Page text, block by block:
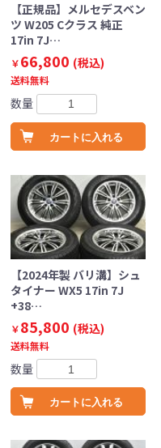
【正規品】メルセデスベン
ツ W205 Cクラス 純正
17in 7J…
￥66,800 (税込)
送料無料
数量
カートに入れる
【2024年製 バリ溝】シュ
タイナー WX5 17in 7J
+38…
￥85,800 (税込)
送料無料
数量
カートに入れる